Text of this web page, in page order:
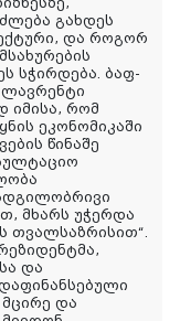
,
გახდეს
, და როგორ
სჭირდება. ბაფ-
ლავრენტი
იმისა, რომ
ეკონომიკაში
წინაშე
მხარს უჭერდა
თვალსაზრისით“.
,
და
მცირე და